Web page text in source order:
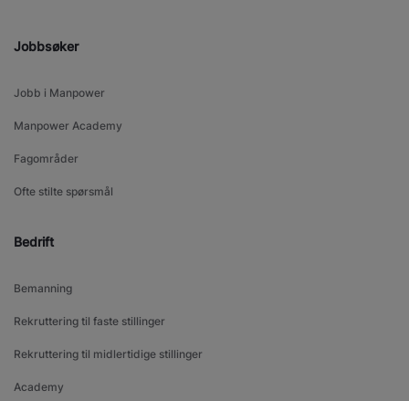
Jobbsøker
Jobb i Manpower
Manpower Academy
Fagområder
Ofte stilte spørsmål
Bedrift
Bemanning
Rekruttering til faste stillinger
Rekruttering til midlertidige stillinger
Academy